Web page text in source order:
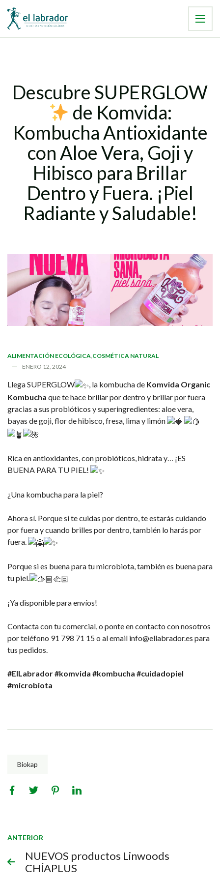
Descubre SUPERGLOW
de Komvida:
Kombucha Antioxidante
con Aloe Vera, Goji y
Hibisco para Brillar
Dentro y Fuera. ¡Piel
Radiante y Saludable!
ALIMENTACIÓN ECOLÓGICA,COSMÉTICA NATURAL
ENERO 12, 2024
Llega SUPERGLOW , la kombucha de Komvida Organic
Kombucha que te hace brillar por dentro y brillar por fuera
gracias a sus probióticos y superingredientes: aloe vera,
bayas de goji, flor de hibisco, fresa, lima y limón
Rica en antioxidantes, con probióticos, hidrata y… ¡ES
BUENA PARA TU PIEL!
¿Una kombucha para la piel?
Ahora sí. Porque si te cuidas por dentro, te estarás cuidando
por fuera y cuando brilles por dentro, también lo harás por
fuera.
Porque si es buena para tu microbiota, también es buena para
tu piel.
¡Ya disponible para envíos!
Contacta con tu comercial, o ponte en contacto con nosotros
por teléfono 91 798 71 15 o al email info@ellabrador.es para
tus pedidos.
#ElLabrador#komvida #kombucha #cuidadopiel
#microbiota
Biokap
ANTERIOR
NUEVOS productos Linwoods
CHÍAPLUS